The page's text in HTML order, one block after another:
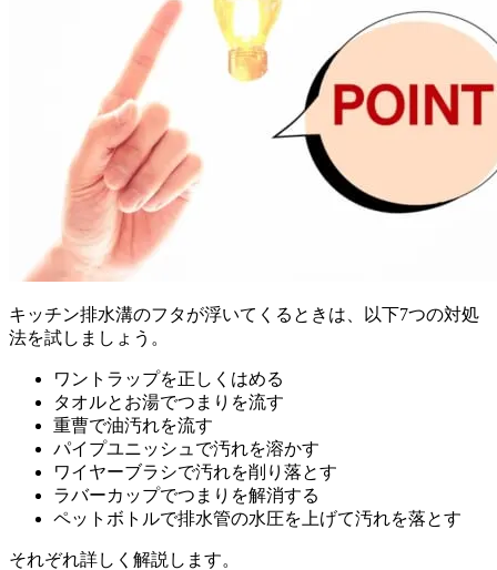
キッチン排水溝のフタが浮いてくるときは、以下7つの対処
法を試しましょう。
ワントラップを正しくはめる
タオルとお湯でつまりを流す
重曹で油汚れを流す
パイプユニッシュで汚れを溶かす
ワイヤーブラシで汚れを削り落とす
ラバーカップでつまりを解消する
ペットボトルで排水管の水圧を上げて汚れを落とす
それぞれ詳しく解説します。